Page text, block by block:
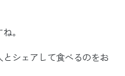
。
シェアして食べるのをお